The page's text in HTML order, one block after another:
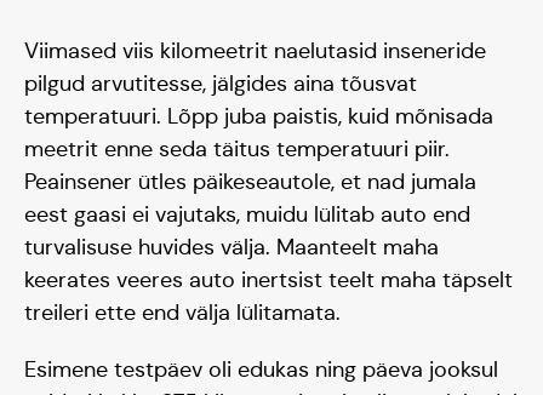
Viimased viis kilomeetrit naelutasid inseneride
pilgud arvutitesse, jälgides aina tõusvat
temperatuuri. Lõpp juba paistis, kuid mõnisada
meetrit enne seda täitus temperatuuri piir.
Peainsener ütles päikeseautole, et nad jumala
eest gaasi ei vajutaks, muidu lülitab auto end
turvalisuse huvides välja. Maanteelt maha
keerates veeres auto inertsist teelt maha täpselt
treileri ette end välja lülitamata.
Esimene testpäev oli edukas ning päeva jooksul